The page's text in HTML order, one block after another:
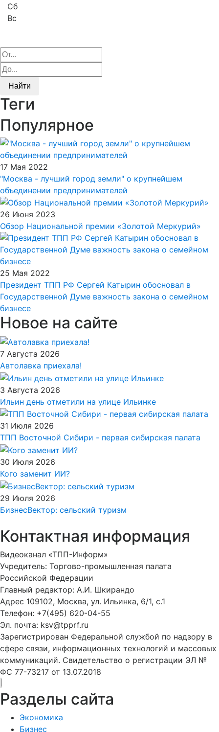
Сб
Вс
Найти
Теги
Популярное
17 Мая 2022
"Москва - лучший город земли" о крупнейшем
объединении предпринимателей
26 Июня 2023
Обзор Национальной премии «Золотой Меркурий»
25 Мая 2022
Президент ТПП РФ Сергей Катырин обосновал в
Государственной Думе важность закона о семейном
бизнесе
Новое на сайте
7 Августа 2026
Автолавка приехала!
3 Августа 2026
Ильин день отметили на улице Ильинке
31 Июля 2026
ТПП Восточной Сибири - первая сибирская палата
30 Июля 2026
Кого заменит ИИ?
29 Июля 2026
БизнесВектор: сельский туризм
Контактная информация
Видеоканал «ТПП-Информ»
Учредитель: Торгово-промышленная палата
Российской Федерации
Главный редактор: А.И. Шкирандо
Адрес 109102, Москва, ул. Ильинка, 6/1, c.1
Телефон: +7(495) 620-04-55
Эл. почта: ksv@tpprf.ru
Зарегистрирован Федеральной службой по надзору в
сфере связи, информационных технологий и массовых
коммуникаций. Свидетельство о регистрации ЭЛ №
ФС 77-73217 от 13.07.2018
Разделы сайта
Экономика
Бизнес